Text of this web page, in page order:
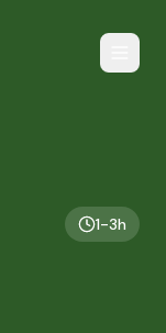
1-3h